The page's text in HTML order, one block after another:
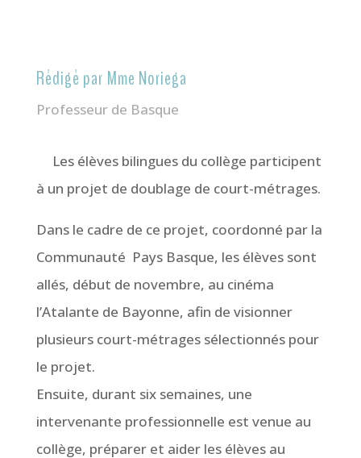
Rédigé par Mme Noriega
Professeur de Basque
Les élèves bilingues du collège participent
à un projet de doublage de court-métrages.
Dans le cadre de ce projet, coordonné par la
Communauté Pays Basque, les élèves sont
allés, début de novembre, au cinéma
l’Atalante de Bayonne, afin de visionner
plusieurs court-métrages sélectionnés pour
le projet.
Ensuite, durant six semaines, une
intervenante professionnelle est venue au
collège, préparer et aider les élèves au